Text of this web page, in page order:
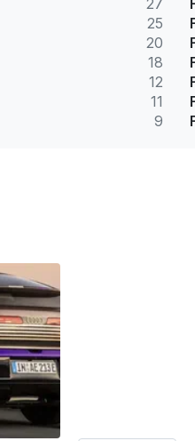
27
25
20
18
12
11
9